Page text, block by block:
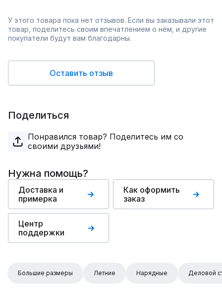
У этого товара пока нет отзывов. Если вы заказывали этот
товар, поделитесь своим впечатлением о нём, и другие
покупатели будут вам благодарны.
Оставить отзыв
Поделиться
Понравился товар? Поделитесь им со
своими друзьями!
Нужна помощь?
Доставка и
примерка
Как оформить
заказ
Центр
поддержки
Большие размеры Летние Нарядные Деловой